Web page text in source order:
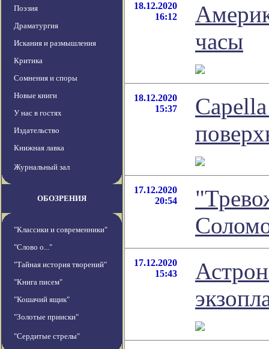
Поэзия
Драматургия
Искания и размышления
Критика
Сомнения и споры
Новые книги
У нас в гостях
Издательство
Книжная лавка
Журнальный зал
ОБОЗРЕНИЯ
"Классики и современники"
"Слово о..."
"Тайная история творений"
"Книга писем"
"Кошачий ящик"
"Золотые прииски"
"Сердитые стрелы"
18.12.2020
16:12
часы
18.12.2020
15:37
17.12.2020
20:54
17.12.2020
15:43